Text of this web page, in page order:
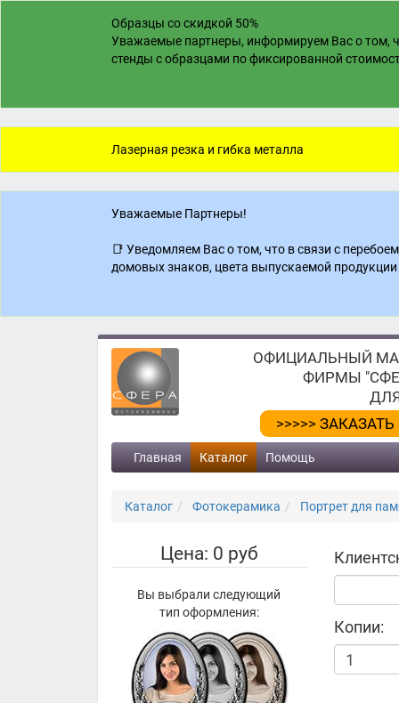
Образцы со скидкой 50%
Уважаемые партнеры, информируем Вас о том,
стенды с образцами по фиксированной
Лазерная резка и гибка металла
Уважаемые Партнеры!
📑 Уведомляем Вас о том, что в связи с
домовых знаков, цвета выпускаемой
ОФИЦИАЛЬНЫЙ
ФИРМЫ
>>>>>
Главная Каталог Помощь
Каталог Фотокерамика Портрет для
Цена: 0 руб
Вы выбрали следующий
тип оформления:
Копии: